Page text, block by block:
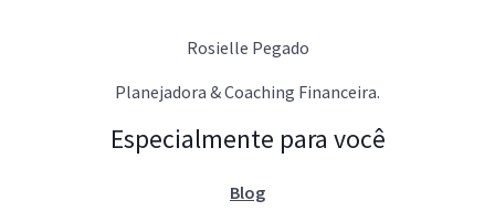
Rosielle Pegado
Planejadora & Coaching Financeira.
Especialmente para você
Blog